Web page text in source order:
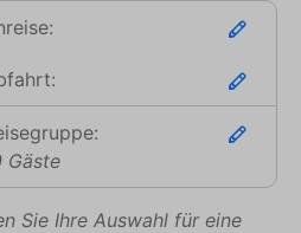
Gäste
Sie Ihre Auswahl für eine